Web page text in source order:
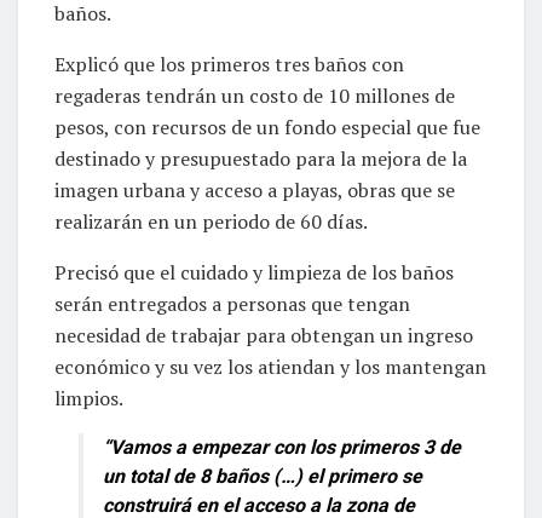
baños.
Explicó que los primeros tres baños con
regaderas tendrán un costo de 10 millones de
pesos, con recursos de un fondo especial que fue
destinado y presupuestado para la mejora de la
imagen urbana y acceso a playas, obras que se
realizarán en un periodo de 60 días.
Precisó que el cuidado y limpieza de los baños
serán entregados a personas que tengan
necesidad de trabajar para obtengan un ingreso
económico y su vez los atiendan y los mantengan
limpios.
“Vamos a empezar con los primeros 3 de
un total de 8 baños (…) el primero se
construirá en el acceso a la zona de